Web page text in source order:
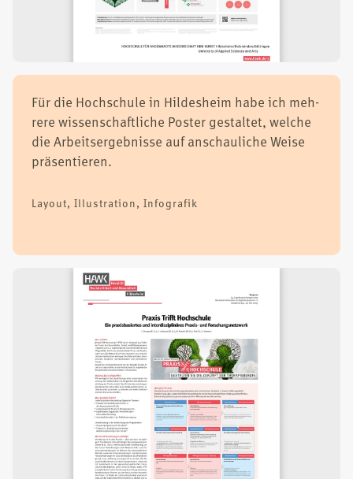
Für die Hoch­schu­le in Hil­des­heim habe ich meh­
re­re wis­sen­schaft­li­che Pos­ter gestal­tet, wel­che
die Arbeits­er­geb­nis­se auf anschau­li­che Wei­se
prä­sen­tie­ren.
Lay­out, Illus­tra­ti­on, Info­gra­fik